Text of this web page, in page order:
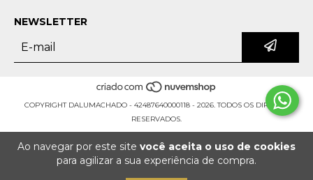
Ao navegar por este site você aceita o uso de cookies
para agilizar a sua experiência de compra.
NEWSLETTER
COPYRIGHT DALUMACHADO - 42487640000118 - 2026. TODOS OS DIREITOS
RESERVADOS.